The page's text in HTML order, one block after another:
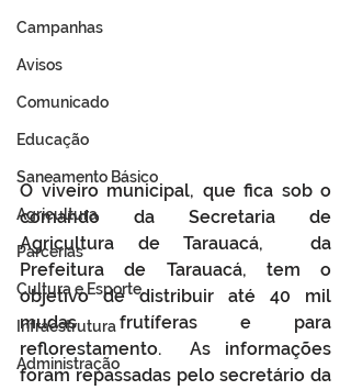
Campanhas
Avisos
Comunicado
Educação
Saneamento Básico
Agricultura
Parcerias
Cultura e Esporte
Infraestrutura
Administração
O viveiro municipal, que fica sob o
comando da Secretaria de
Agricultura de Tarauacá,  da
Prefeitura de Tarauacá, tem o
objetivo de distribuir até 40 mil
mudas frutíferas e para
reflorestamento.  As informações
foram repassadas pelo secretário da